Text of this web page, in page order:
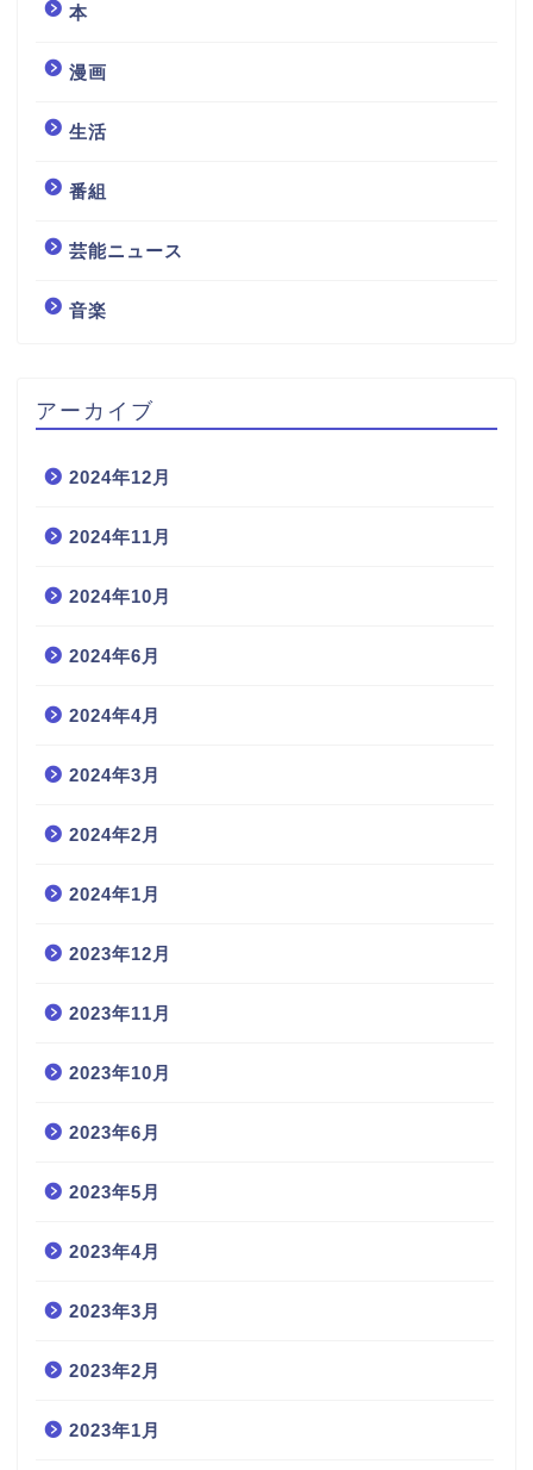
本
漫画
生活
番組
芸能ニュース
音楽
アーカイブ
2024年12月
2024年11月
2024年10月
2024年6月
2024年4月
2024年3月
2024年2月
2024年1月
2023年12月
2023年11月
2023年10月
2023年6月
2023年5月
2023年4月
2023年3月
2023年2月
2023年1月